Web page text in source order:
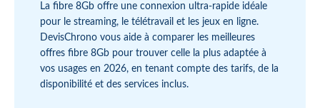
La fibre 8Gb offre une connexion ultra-rapide idéale
pour le streaming, le télétravail et les jeux en ligne.
DevisChrono vous aide à comparer les meilleures
offres fibre 8Gb pour trouver celle la plus adaptée à
vos usages en 2026, en tenant compte des tarifs, de la
disponibilité et des services inclus.